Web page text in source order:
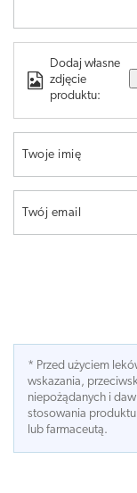
Dodaj własne
zdjęcie
produktu:
Twoje imię
Twój email
* Przed użyciem
wskazania,
niepożądanych i
stosowania
lub farmaceutą.